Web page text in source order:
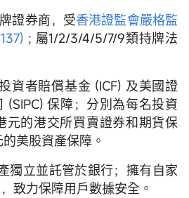
證券商，受香港證監會嚴格監
; 屬1/2/3/4/5/7/9類持牌法
資者賠償基金 (ICF) 及美國證
(SIPC) 保障；分別為每名投資
元的港交所買賣證券和期貨保
美股資產保障。
獨立並託管於銀行；擁有自家
致力保障用戶數據安全。